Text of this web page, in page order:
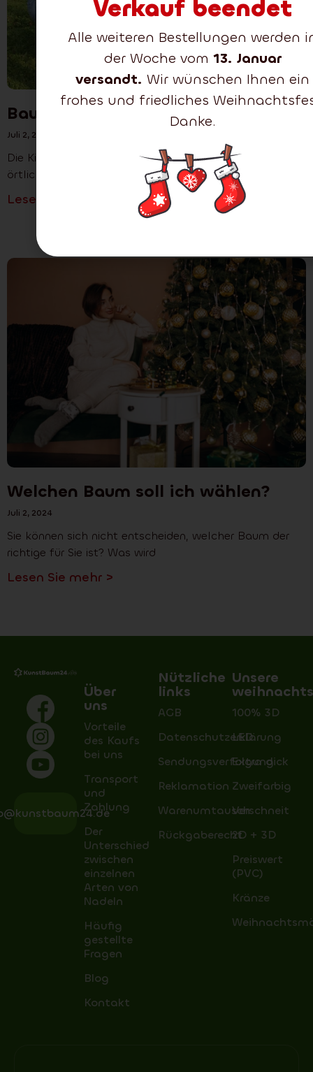
Baumpflanzung in Šenov
Juli 2, 2024
Die Kinder von Šenov pflanzten unter Anleitung des
örtlichen Pfarrers auf dem Grundstück in
Lesen Sie mehr >
Welchen Baum soll ich wählen?
Juli 2, 2024
Sie können sich nicht entscheiden, welcher Baum der
richtige für Sie ist? Was wird
Lesen Sie mehr >
Über
uns
Vorteile
des Kaufs
bei uns
Transport
und
Zahlung
Der
Unterschied
zwischen
einzelnen
Arten von
Nadeln
Häufig
gestellte
Fragen
Blog
Kontakt
Nützliche
links
AGB
Datenschutzerklärung
Sendungsverfolgung
Reklamation
Warenumtausch
Rückgaberecht
Unsere
100% 3D
LED
Extra dick
Zweifarbig
Verschneit
2D + 3D
Preiswert
(PVC)
Kränze
Verkauf beendet
Alle weiteren Bestellungen werden
der Woche vom 13. Januar
versandt. Wir wünschen Ihnen ein
frohes und friedliches
Danke.